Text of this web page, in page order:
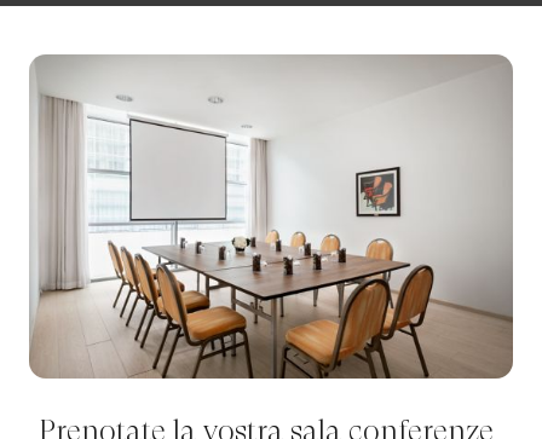
Prenotate la vostra sala conferenze